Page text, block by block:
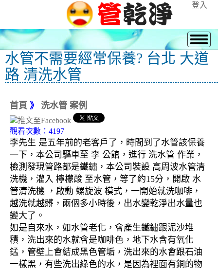
登入
水管不需要經常保養? 台北 大道
路 清洗水管
首頁 》 洗水管 案例
觀看次數：4197
李先生 是五年前的老客戶了，時間到了水管該保養
一下，本公司驅車至 李 公館，進行 洗水管 作業，
檢測發現管路都是鐵鏽，本公司裝設 高周波水管清
洗機，灌入 檸檬酸 至水管，等了約15分，開啟 水
管清洗機 ，啟動 螺旋波 模式，一開始就洗咖啡，
越洗就越髒，兩個多小時後，出水變乾淨出水量也
變大了。
如是自來水，如水管老化，會產生鐵鏽跟泥沙堆
積，洗出來的水就會是咖啡色，地下水含有氧化
錳，管壁上會結成黑色管垢，洗出來的水會跟石油
一樣黑，有些洗出綠色的水，是因為裡面有銅的物